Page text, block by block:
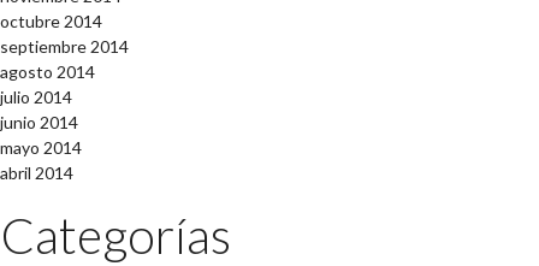
octubre 2014
septiembre 2014
agosto 2014
julio 2014
junio 2014
mayo 2014
abril 2014
Categorías